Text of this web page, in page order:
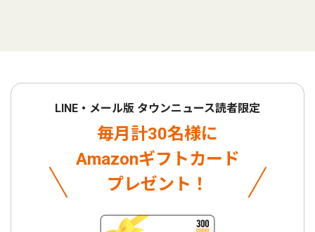
LINE・メール版 タウンニュース読者限定
毎月計30名様に
Amazonギフトカード
プレゼント！